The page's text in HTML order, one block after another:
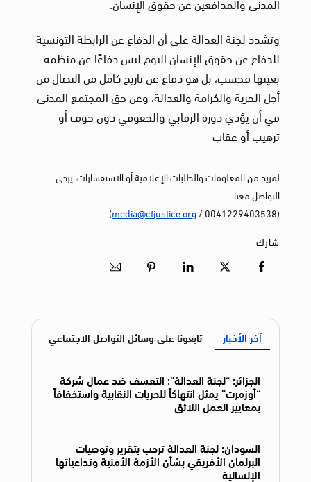
وتشدد لجنة العدالة على أن الدفاع عن الرابطة التونسية
للدفاع عن حقوق الإنسان اليوم ليس دفاعًا عن منظمة
بعينها فحسب، بل هو دفاع عن تاريخ كامل من النضال من
أجل الحرية والكرامة والعدالة، وعن حق المجتمع المدني
في أن يؤدي دوره الرقابي والحقوقي دون خوف أو
ترهيب أو عقاب
لمزيد من المعلومات والطلبات الإعلامية أو الاستفسارات، يرجى
التواصل معنا
(0041229403538 /
media@cfjustice.org
)
شارك
آخر الأخبار تابعونا على وسائل التواصل الاجتماعي
الجزائر: “لجنة العدالة”: التعسف ضد عمال شركة
“أوزمرت” يمثل انتهاكاً للحريات النقابية واستخفافاً
بمعايير العمل اللائق
السودان: لجنة العدالة ترحب بتقرير وتوصيات
البرلمان الأفريقي بشأن الأزمة الأمنية وتداعياتها
الإنسانية